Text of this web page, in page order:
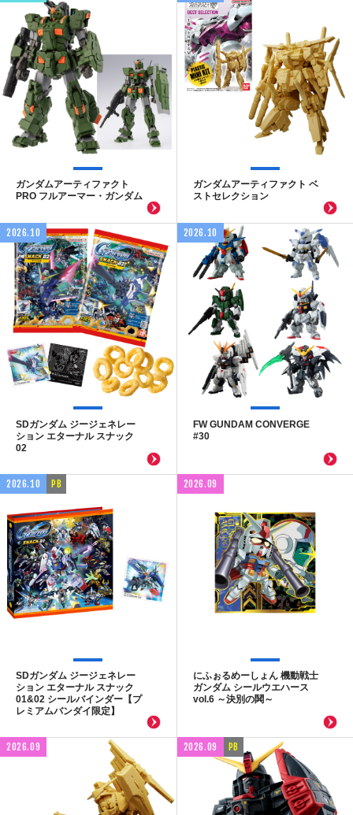
ガンダムアーティファクト
PRO フルアーマー・ガンダム
ガンダムアーティファクト ベ
ストセレクション
2026.10
SDガンダム ジージェネレー
ション エターナル スナック
02
2026.10
FW GUNDAM CONVERGE
#30
2026.10 PB
SDガンダム ジージェネレー
ション エターナル スナック
01&02 シールバインダー【プ
レミアムバンダイ限定】
2026.09
にふぉるめーしょん 機動戦士
ガンダム シールウエハース
vol.6 ～決別の鬨～
2026.09 2026.09 PB